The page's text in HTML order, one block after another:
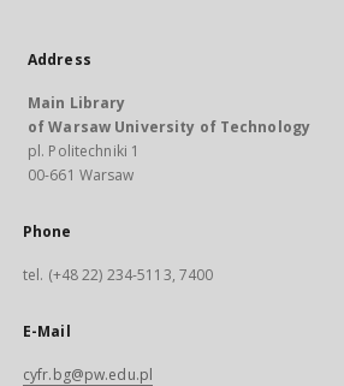
Address
Main Library
of Warsaw University of Technology
pl. Politechniki 1
00-661 Warsaw
Phone
tel. (+48 22) 234-5113, 7400
E-Mail
cyfr.bg@pw.edu.pl